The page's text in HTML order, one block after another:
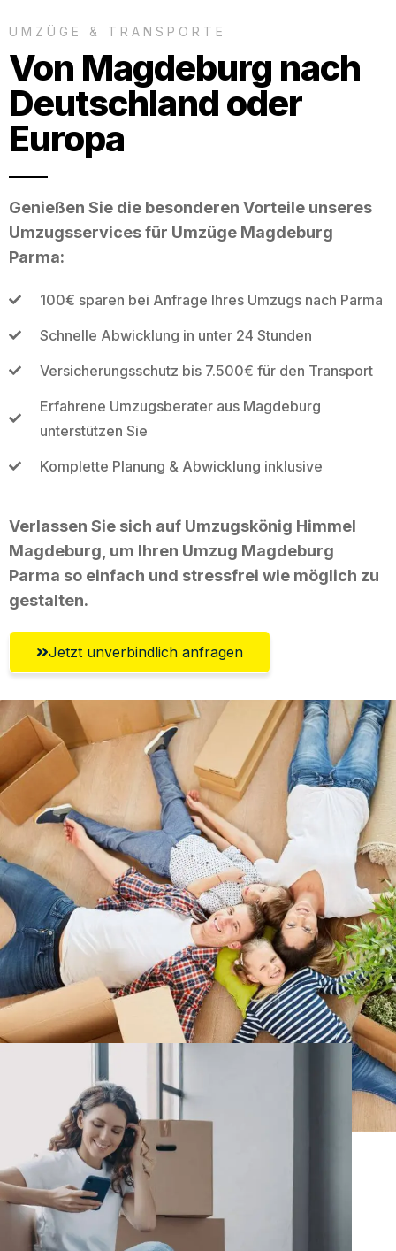
UMZÜGE & TRANSPORTE
Von Magdeburg nach
Deutschland oder
Europa
Genießen Sie die besonderen Vorteile unseres
Umzugsservices für Umzüge Magdeburg
Parma:
100€ sparen bei Anfrage Ihres Umzugs nach Parma
Schnelle Abwicklung in unter 24 Stunden
Versicherungsschutz bis 7.500€ für den Transport
Erfahrene Umzugsberater aus Magdeburg
unterstützen Sie
Komplette Planung & Abwicklung inklusive
Verlassen Sie sich auf Umzugskönig Himmel
Magdeburg, um Ihren Umzug Magdeburg
Parma so einfach und stressfrei wie möglich zu
gestalten.
Jetzt unverbindlich anfragen